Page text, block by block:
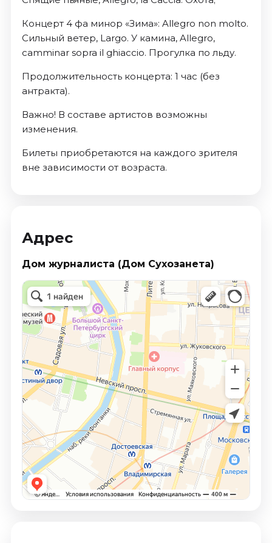
Концерт 4 фа минор «Зима»: Allegro non molto.
Сильный ветер, Largo. У камина, Allegro,
camminar sopra il ghiaccio. Прогулка по льду.
Продолжительность концерта: 1 час (без
антракта).
Важно! В составе артистов возможны
изменения.
Билеты приобретаются на каждого зрителя
вне зависимости от возраста.
Адрес
Дом журналиста (Дом Сухозанета)